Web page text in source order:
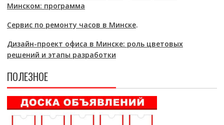
Минском: программа
Сервис по ремонту часов в Минске.
Дизайн-проект офиса в Минске: роль цветовых
решений и этапы разработки
ПОЛЕЗНОЕ